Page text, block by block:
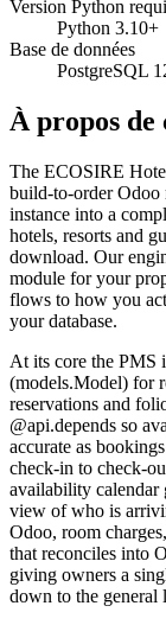
Version Python
Python 3.10+
Base de données
PostgreSQL
À propos
The ECOSIRE
build-to-order Odoo
instance into a
hotels, resorts and
download. Our
module for your
flows to how you
your database.
At its core the PMS
(models.Model) for
reservations and
@api.depends so
accurate as
check-in to check-
availability calendar
view of who is
Odoo, room
that reconciles into
giving owners a
down to the general